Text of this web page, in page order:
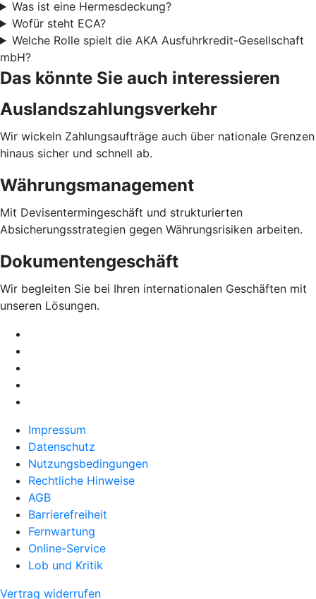
Was ist eine Hermesdeckung?
Wofür steht ECA?
Welche Rolle spielt die AKA Ausfuhrkredit-Gesellschaft
mbH?
Das könnte Sie auch interessieren
Auslandszahlungsverkehr
Wir wickeln Zahlungsaufträge auch über nationale Grenzen
hinaus sicher und schnell ab.
Währungsmanagement
Mit Devisentermingeschäft und strukturierten
Absicherungsstrategien gegen Währungsrisiken arbeiten.
Dokumentengeschäft
Wir begleiten Sie bei Ihren internationalen Geschäften mit
unseren Lösungen.
Impressum
Datenschutz
Nutzungsbedingungen
Rechtliche Hinweise
AGB
Barrierefreiheit
Fernwartung
Online-Service
Lob und Kritik
Vertrag widerrufen